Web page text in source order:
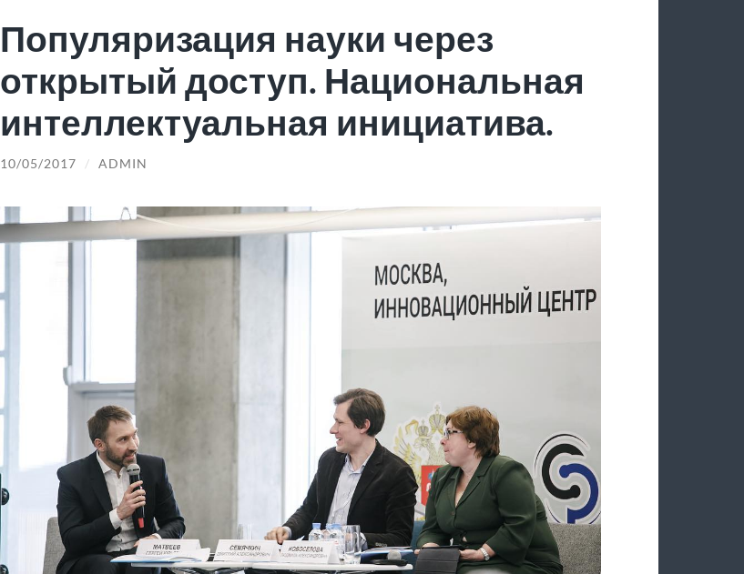
Популяризация науки через
открытый доступ. Национальная
интеллектуальная инициатива.
10/05/2017 / ADMIN